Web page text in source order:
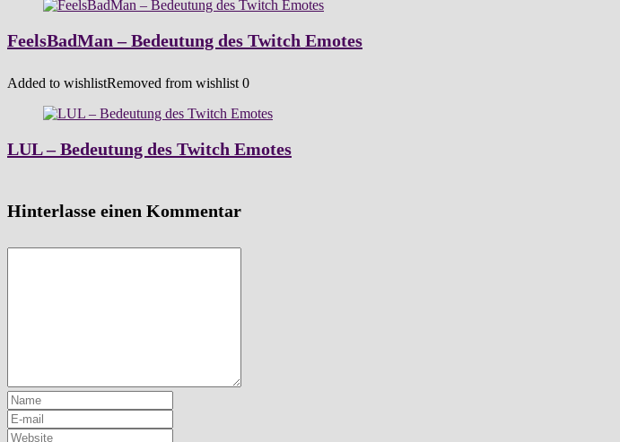
FeelsBadMan – Bedeutung des Twitch Emotes
Added to wishlistRemoved from wishlist 0
LUL – Bedeutung des Twitch Emotes
Hinterlasse einen Kommentar